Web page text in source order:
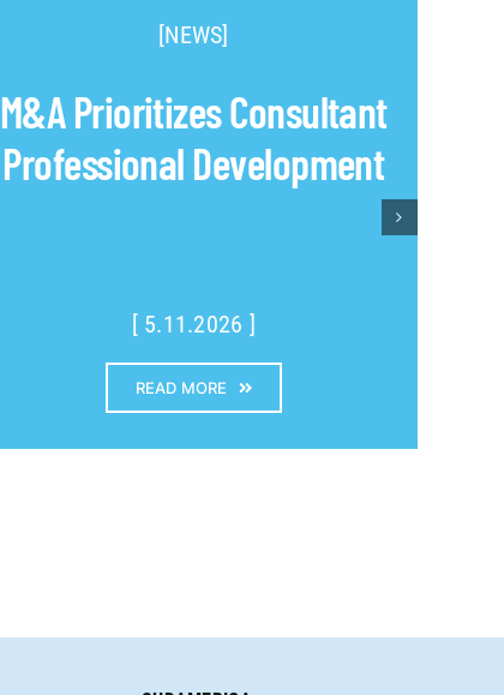
[NEWS]
M&A Prioritizes Consultant
Professional Development
[ 5.11.2026 ]
READ MORE